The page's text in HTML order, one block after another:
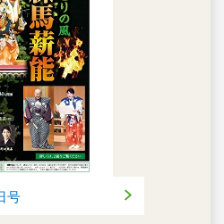
号